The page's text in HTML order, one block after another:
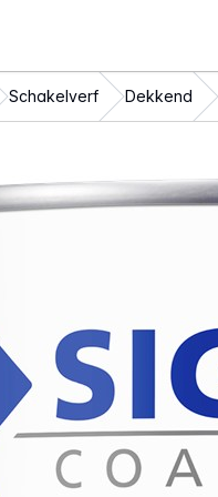
Schakelverf Dekkend